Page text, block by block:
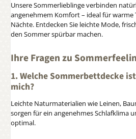
Unsere Sommerlieblinge verbinden
angenehmem Komfort – ideal für warme
Nächte. Entdecken Sie leichte Mode,
den Sommer spürbar machen.
Ihre Fragen zu
1. Welche Sommerbettdecke
mich?
Leichte Naturmaterialien wie Leinen,
sorgen für ein angenehmes Schlafklima
optimal.